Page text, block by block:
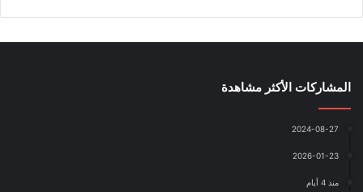
المشاركات الأكثر مشاهدة
2024-08-27
2026-01-23
منذ 4 أيام